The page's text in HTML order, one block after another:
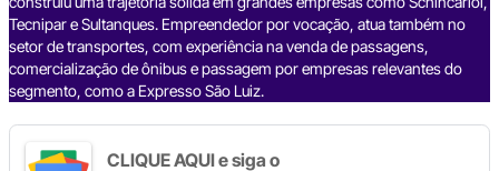
Tecnipar e Sultanques. Empreendedor por vocação, atua também no
setor de transportes, com experiência na venda de passagens,
comercialização de ônibus e passagem por empresas relevantes do
segmento, como a Expresso São Luiz.
CLIQUE AQUI e siga o